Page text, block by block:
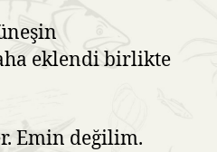
eklendi birlikte
Emin değilim.